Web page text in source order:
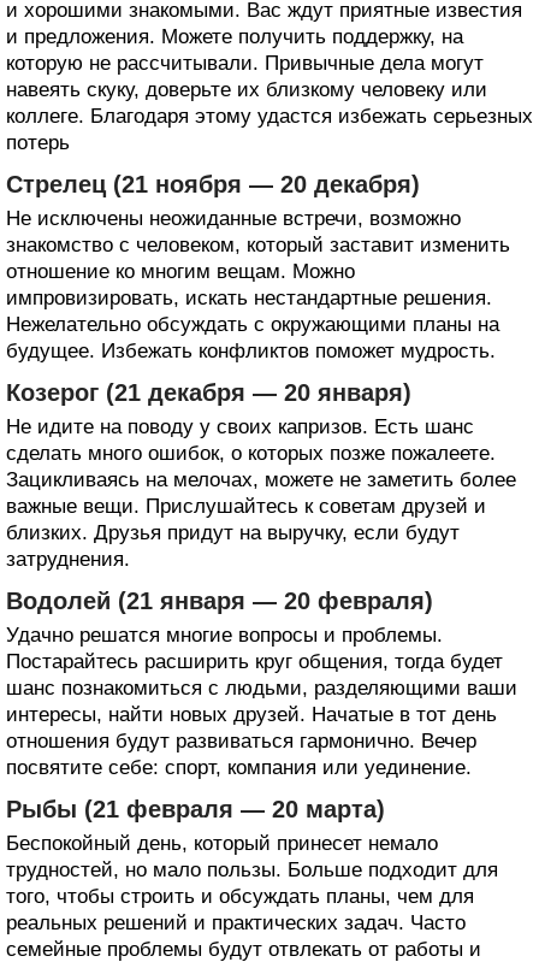
и хорошими знакомыми. Вас ждут приятные известия
и предложения. Можете получить поддержку, на
которую не рассчитывали. Привычные дела могут
навеять скуку, доверьте их близкому человеку или
коллеге. Благодаря этому удастся избежать серьезных
потерь
Стрелец (21 ноября — 20 декабря)
Не исключены неожиданные встречи, возможно
знакомство с человеком, который заставит изменить
отношение ко многим вещам. Можно
импровизировать, искать нестандартные решения.
Нежелательно обсуждать с окружающими планы на
будущее. Избежать конфликтов поможет мудрость.
Козерог (21 декабря — 20 января)
Не идите на поводу у своих капризов. Есть шанс
сделать много ошибок, о которых позже пожалеете.
Зацикливаясь на мелочах, можете не заметить более
важные вещи. Прислушайтесь к советам друзей и
близких. Друзья придут на выручку, если будут
затруднения.
Водолей (21 января — 20 февраля)
Удачно решатся многие вопросы и проблемы.
Постарайтесь расширить круг общения, тогда будет
шанс познакомиться с людьми, разделяющими ваши
интересы, найти новых друзей. Начатые в тот день
отношения будут развиваться гармонично. Вечер
посвятите себе: спорт, компания или уединение.
Рыбы (21 февраля — 20 марта)
Беспокойный день, который принесет немало
трудностей, но мало пользы. Больше подходит для
того, чтобы строить и обсуждать планы, чем для
реальных решений и практических задач. Часто
семейные проблемы будут отвлекать от работы и